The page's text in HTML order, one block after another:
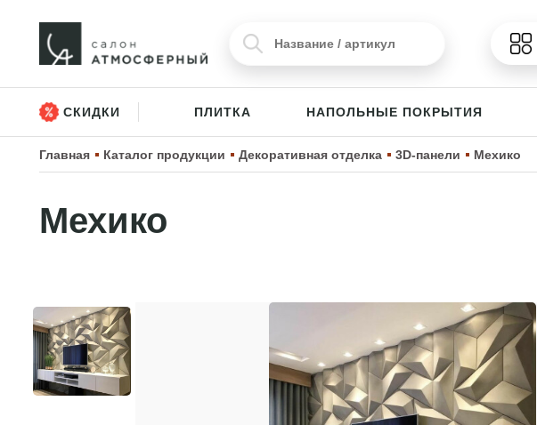
СКИДКИ ПЛИТКА НАПОЛЬНЫЕ ПОКРЫТИЯ
Главная Каталог продукции Декоративная отделка 3D-панели Мехико
Мехико